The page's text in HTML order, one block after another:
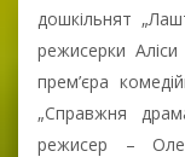
дошкільнят
режисерки
прем’єра
„Справжня
режисер –